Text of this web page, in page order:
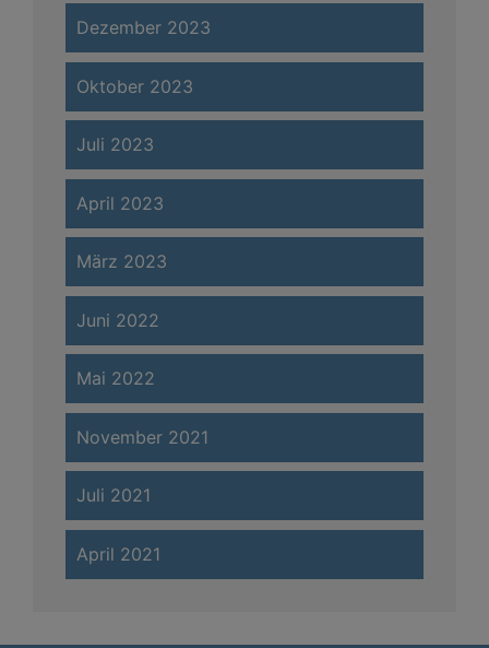
Dezember 2023
Oktober 2023
Juli 2023
April 2023
März 2023
Juni 2022
Mai 2022
November 2021
Juli 2021
April 2021